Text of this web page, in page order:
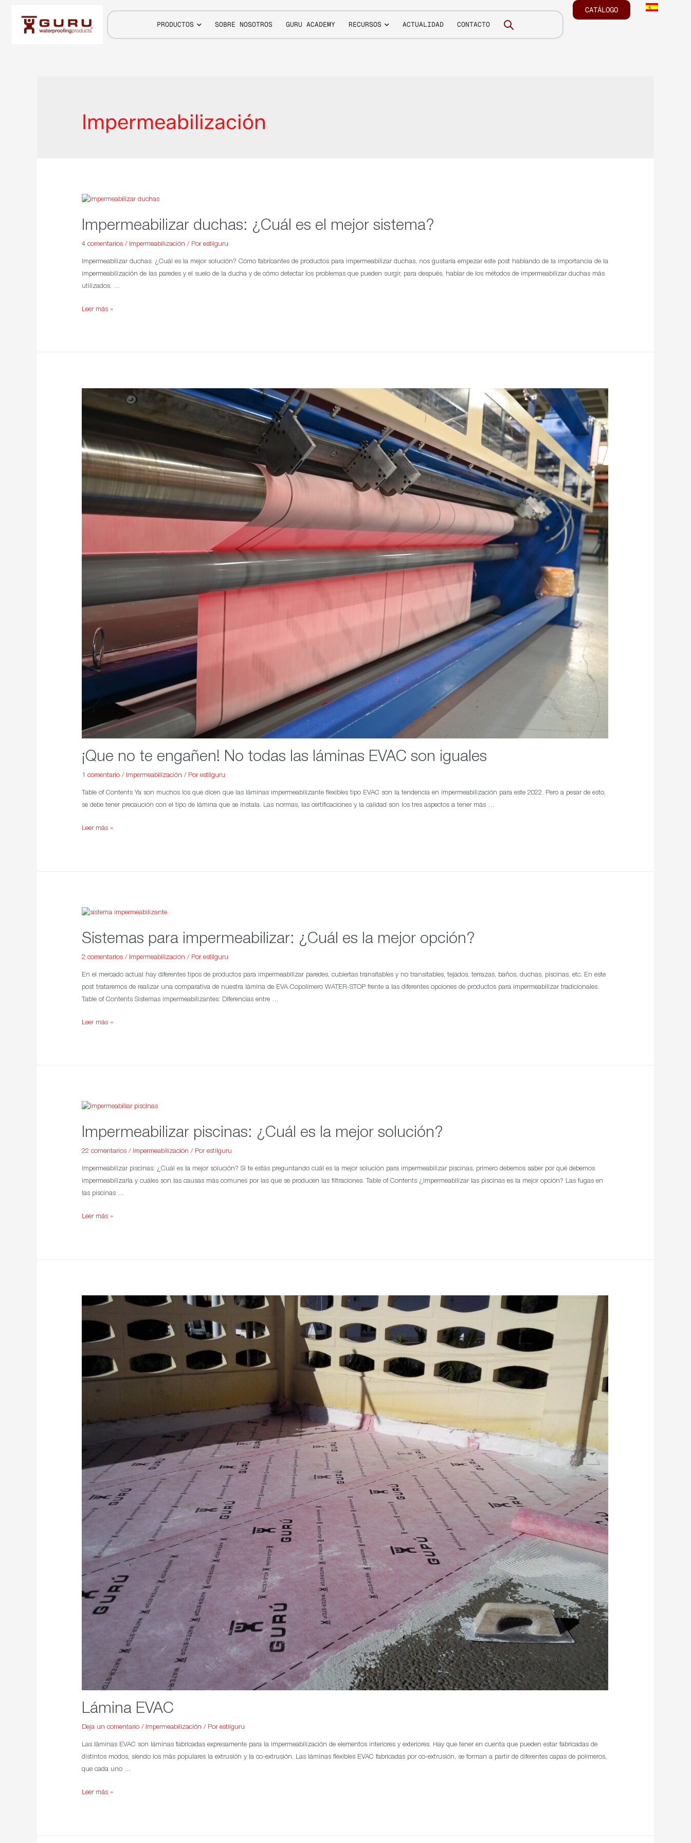
PRODUCTOS SOBRE NOSOTROS GURU ACADEMY RECURSOS ACTUALIDAD CONTACTO
CATÁLOGO
Impermeabilización
Impermeabilizar duchas: ¿Cuál es el mejor sistema?
4 comentarios / Impermeabilización / Por estilguru
Impermeabilizar duchas: ¿Cuál es la mejor solución? Cómo fabricantes de productos para impermeabilizar duchas, nos gustaría empezar este post hablando de la importancia de la
impermeabilización de las paredes y el suelo de la ducha y de cómo detectar los problemas que pueden surgir, para después, hablar de los métodos de impermeabilizar duchas más
utilizados. …
Leer más »
¡Que no te engañen! No todas las láminas EVAC son iguales
1 comentario / Impermeabilización / Por estilguru
Table of Contents Ya son muchos los que dicen que las láminas impermeabilizante flexibles tipo EVAC son la tendencia en impermeabilización para este 2022. Pero a pesar de esto,
se debe tener precaución con el tipo de lámina que se instala. Las normas, las certificaciones y la calidad son los tres aspectos a tener más …
Leer más »
Sistemas para impermeabilizar: ¿Cuál es la mejor opción?
2 comentarios / Impermeabilización / Por estilguru
En el mercado actual hay diferentes tipos de productos para impermeabilizar paredes, cubiertas transitables y no transitables, tejados, terrazas, baños, duchas, piscinas, etc. En este
post trataremos de realizar una comparativa de nuestra lámina de EVA Copolímero WATER-STOP frente a las diferentes opciones de productos para impermeabilizar tradicionales.
Table of Contents Sistemas impermeabilizantes: Diferencias entre …
Leer más »
Impermeabilizar piscinas: ¿Cuál es la mejor solución?
22 comentarios / Impermeabilización / Por estilguru
Impermeabilizar piscinas: ¿Cuál es la mejor solución? Si te estás preguntando cuál es la mejor solución para impermeabilizar piscinas, primero debemos saber por qué debemos
impermeabilizarla y cuáles son las causas más comunes por las que se producen las filtraciones. Table of Contents ¿Impermeabilizar las piscinas es la mejor opción? Las fugas en
las piscinas …
Leer más »
Lámina EVAC
Deja un comentario / Impermeabilización / Por estilguru
Las láminas EVAC son láminas fabricadas expresamente para la impermeabilización de elementos interiores y exteriores. Hay que tener en cuenta que pueden estar fabricadas de
distintos modos, siendo los más populares la extrusión y la co-extrusión. Las láminas flexibles EVAC fabricadas por co-extrusión, se forman a partir de diferentes capas de polímeros,
que cada uno …
Leer más »